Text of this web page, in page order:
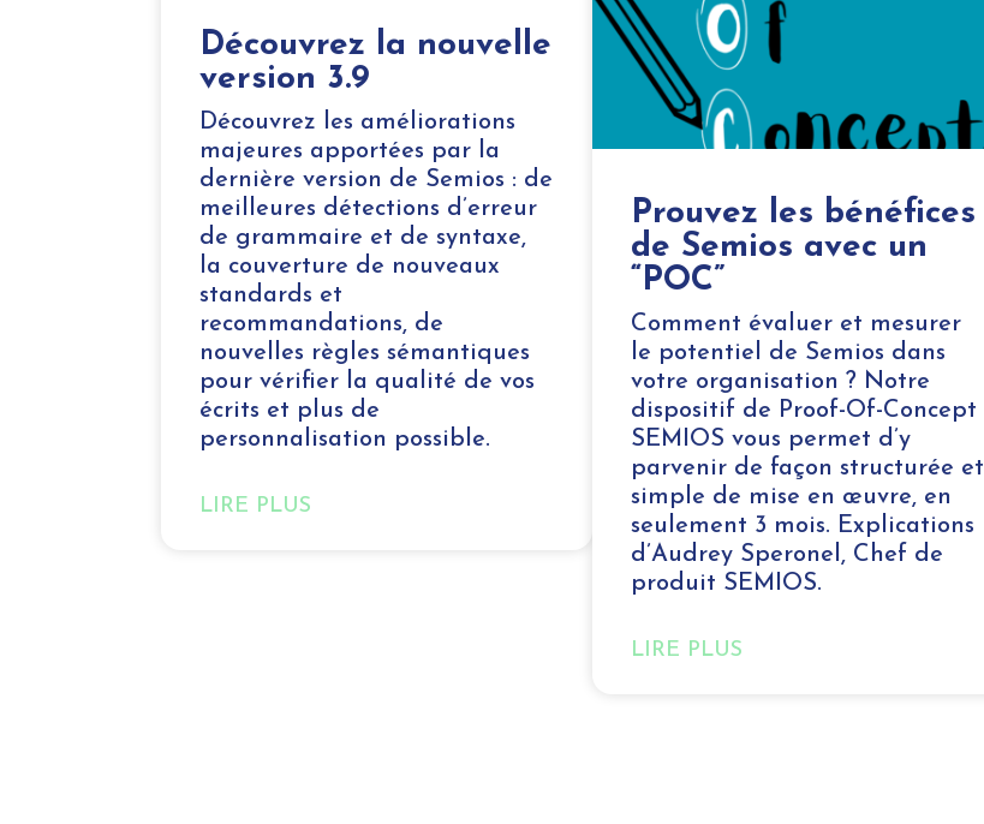
Découvrez la nouvelle
version 3.9
Découvrez les améliorations
majeures apportées par la
dernière version de Semios : de
meilleures détections d’erreur
de grammaire et de syntaxe,
la couverture de nouveaux
standards et
recommandations, de
nouvelles règles sémantiques
pour vérifier la qualité de vos
écrits et plus de
personnalisation possible.
LIRE PLUS
Prouvez les bénéfices
de Semios avec un
“POC”
Comment évaluer et mesurer
le potentiel de Semios dans
votre organisation ? Notre
dispositif de Proof-Of-Concept
SEMIOS vous permet d’y
parvenir de façon structurée et
simple de mise en œuvre, en
seulement 3 mois. Explications
d’Audrey Speronel, Chef de
produit SEMIOS.
LIRE PLUS